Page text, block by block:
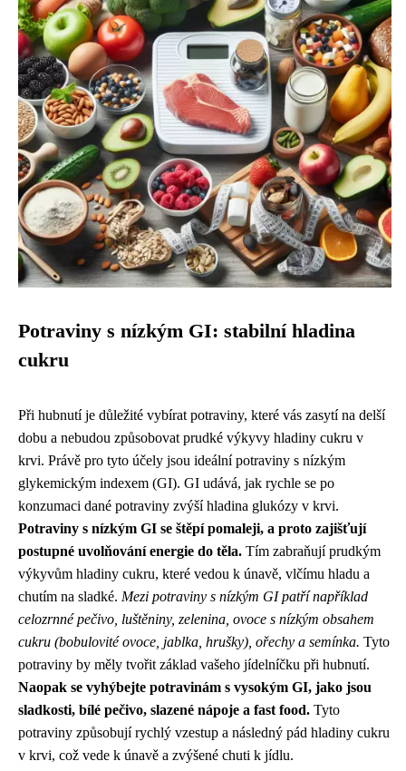
Potraviny s nízkým GI: stabilní hladina
cukru
Při hubnutí je důležité vybírat potraviny, které vás zasytí na delší
dobu a nebudou způsobovat prudké výkyvy hladiny cukru v
krvi. Právě pro tyto účely jsou ideální potraviny s nízkým
glykemickým indexem (GI). GI udává, jak rychle se po
konzumaci dané potraviny zvýší hladina glukózy v krvi.
Potraviny s nízkým GI se štěpí pomaleji, a proto zajišťují
postupné uvolňování energie do těla. Tím zabraňují prudkým
výkyvům hladiny cukru, které vedou k únavě, vlčímu hladu a
chutím na sladké. Mezi potraviny s nízkým GI patří například
celozrnné pečivo, luštěniny, zelenina, ovoce s nízkým obsahem
cukru (bobulovité ovoce, jablka, hrušky), ořechy a semínka. Tyto
potraviny by měly tvořit základ vašeho jídelníčku při hubnutí.
Naopak se vyhýbejte potravinám s vysokým GI, jako jsou
sladkosti, bílé pečivo, slazené nápoje a fast food. Tyto
potraviny způsobují rychlý vzestup a následný pád hladiny cukru
v krvi, což vede k únavě a zvýšené chuti k jídlu.